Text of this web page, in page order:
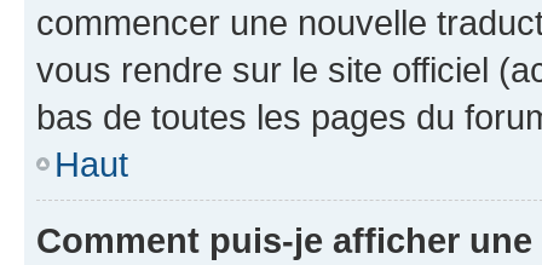
commencer une nouvelle
vous rendre sur le site officiel
bas de toutes les pages du
Haut
Comment puis-je afficher